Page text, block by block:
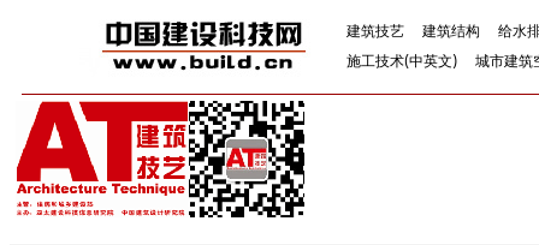
建筑技艺 建筑结构
给水
施工技术(中英文)
城市建筑